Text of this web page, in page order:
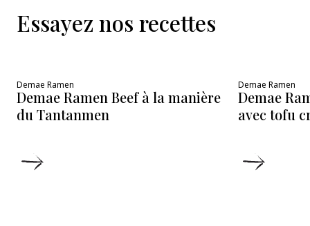
Essayez nos recettes
Demae Ramen
Demae Ramen Beef à la manière
du Tantanmen
Demae Ramen
Demae
avec tofu